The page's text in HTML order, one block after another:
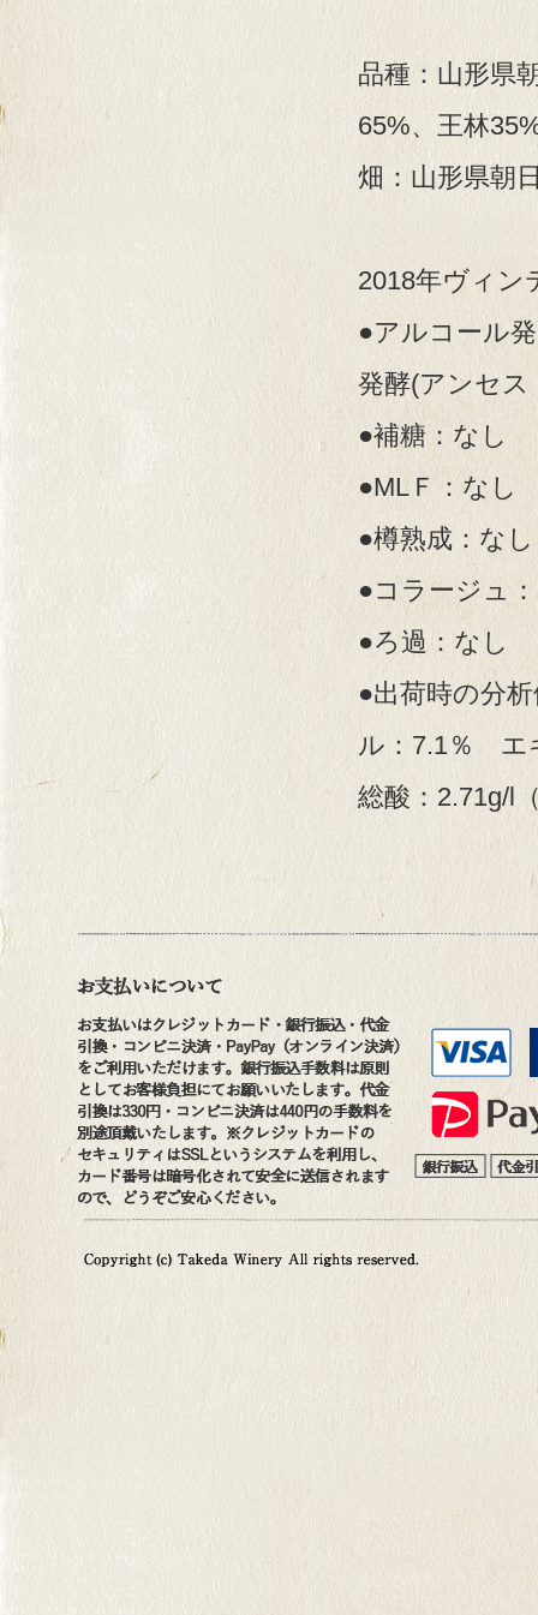
品種：山形県
65%、王林
畑：山形県朝
2018年ヴィン
●アルコール
発酵(アンセス
●補糖：なし
●MLＦ：なし
●樽熟成：なし
●コラージュ
●ろ過：なし
●出荷時の分
ル：7.1％ エ
総酸：2.71g/l